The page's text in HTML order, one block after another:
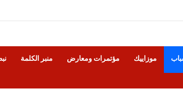
موزاييك مؤتمرات ومعارض منبر الكلمة